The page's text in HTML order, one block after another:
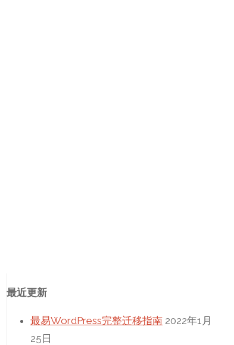
最近更新
最易WordPress完整迁移指南 2022年1月
25日